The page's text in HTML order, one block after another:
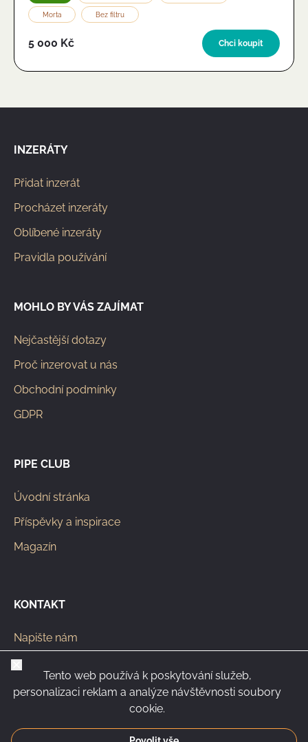
Morta Bez filtru
5 000 Kč Chci koupit
INZERÁTY
Přidat inzerát
Procházet inzeráty
Oblíbené inzeráty
Pravidla používání
MOHLO BY VÁS ZAJÍMAT
Nejčastější dotazy
Proč inzerovat u nás
Obchodní podmínky
GDPR
PIPE CLUB
Úvodní stránka
Příspěvky a inspirace
Magazín
KONTAKT
Napište nám
info@pipeclub.eu
+420 603 449 602
Tento web používá k poskytování služeb,
personalizaci reklam a analýze návštěvnosti soubory
cookie.